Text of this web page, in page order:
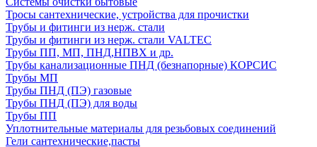
Тросы сантехнические, устройства для прочистки
Трубы и фитинги из нерж. стали
Трубы и фитинги из нерж. стали VALTEC
Трубы ПП, МП, ПНД,НПВХ и др.
Трубы канализационные ПНД (безнапорные) КОРСИС
Трубы МП
Трубы ПНД (ПЭ) газовые
Трубы ПНД (ПЭ) для воды
Трубы ПП
Уплотнительные материалы для резьбовых соединений
Гели сантехнические,пасты